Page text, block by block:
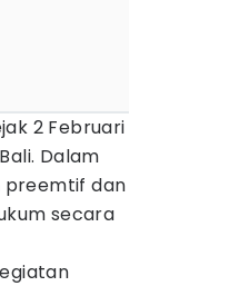
2 Februari
Dalam
preemtif dan
secara